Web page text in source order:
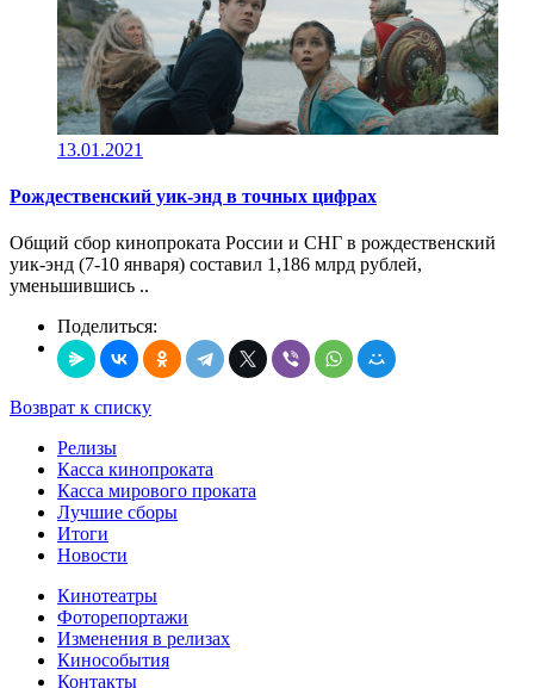
13.01.2021
Рождественский уик-энд в точных цифрах
Общий сбор кинопроката России и СНГ в рождественский
уик-энд (7-10 января) составил 1,186 млрд рублей,
уменьшившись ..
Поделиться:
Возврат к списку
Релизы
Касса кинопроката
Касса мирового проката
Лучшие сборы
Итоги
Новости
Кинотеатры
Фоторепортажи
Изменения в релизах
Кинособытия
Контакты